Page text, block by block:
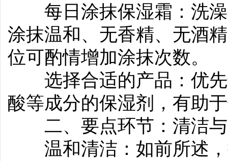
每日涂抹保湿霜：洗澡
涂抹温和、无香精、无酒
位可酌情增加涂抹次数。
选择合适的产品：优先
酸等成分的保湿剂，有助
二、要点环节：清洁与
温和清洁：如前所述，